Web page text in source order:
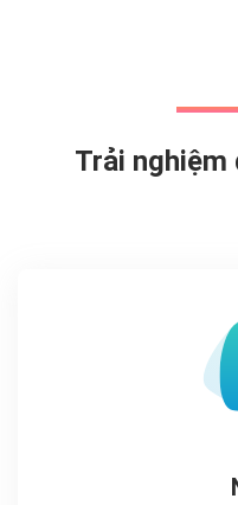
Trải nghiệm